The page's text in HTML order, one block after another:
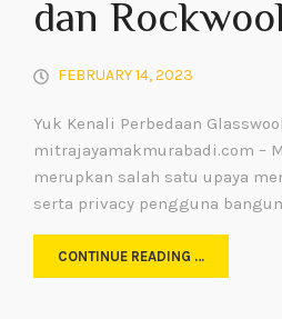
dan Rockwool
FEBRUARY 14, 2023
Yuk Kenali Perbedaan
mitrajayamakmurabadi.com –
merupkan salah satu upaya
serta privacy pengguna
CONTINUE READING …